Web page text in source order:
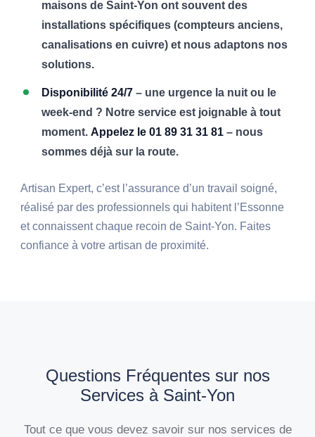
maisons de Saint-Yon ont souvent des
installations spécifiques (compteurs anciens,
canalisations en cuivre) et nous adaptons nos
solutions.
Disponibilité 24/7 – une urgence la nuit ou le
week-end ? Notre service est joignable à tout
moment.Appelez le 01 89 31 31 81 – nous
sommes déjà sur la route.
Artisan Expert, c’est l’assurance d’un travail soigné,
réalisé par des professionnels qui habitent l’Essonne
et connaissent chaque recoin de Saint-Yon. Faites
confiance à votre artisan de proximité.
Questions Fréquentes sur nos
Services à Saint-Yon
Tout ce que vous devez savoir sur nos services de